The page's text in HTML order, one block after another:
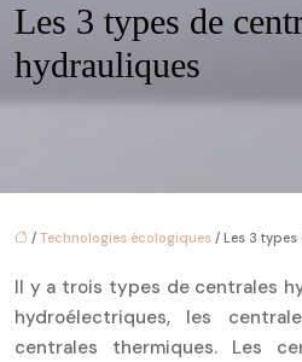
Les 3 types de
hydrauliques
/ Technologies écologiques / Les 3
Il y a trois types de centrales
hydroélectriques, les
centrales thermiques. Les